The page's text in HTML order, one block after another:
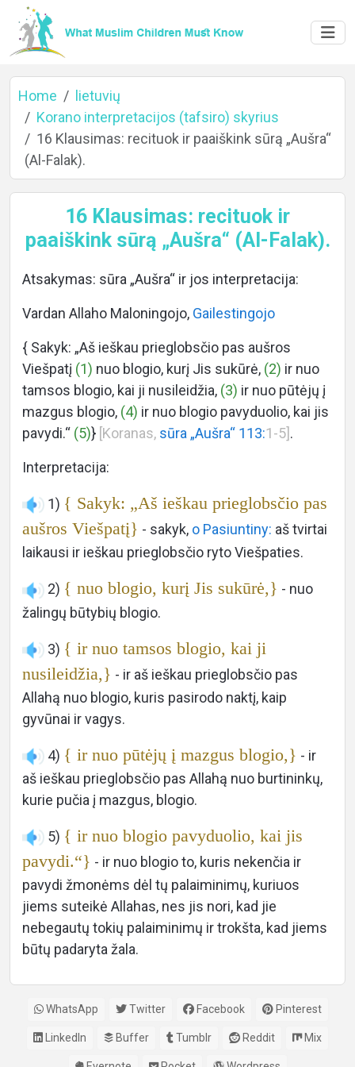
Home
Languages
Home
lietuvių
Korano interpretacijos (tafsiro) skyrius
16 Klausimas: recituok ir paaiškink sūrą „Aušra“
(Al-Falak).
16 Klausimas: recituok ir
paaiškink sūrą „Aušra“ (Al-Falak).
Atsakymas: sūra „Aušra“ ir jos interpretacija:
Vardan Allaho Maloningojo, Gailestingojo
{ Sakyk: „Aš ieškau prieglobsčio pas aušros
Viešpatį (1) nuo blogio, kurį Jis sukūrė, (2) ir nuo
tamsos blogio, kai ji nusileidžia, (3) ir nuo pūtėjų į
mazgus blogio, (4) ir nuo blogio pavyduolio, kai jis
pavydi.“ (5)} [Koranas, sūra „Aušra“ 113:1-5] .
Interpretacija:
1) { Sakyk: „Aš ieškau prieglobsčio pas
aušros Viešpatį} - sakyk, o Pasiuntiny: aš tvirtai
laikausi ir ieškau prieglobsčio ryto Viešpaties.
2) { nuo blogio, kurį Jis sukūrė,} - nuo
žalingų būtybių blogio.
3) { ir nuo tamsos blogio, kai ji
nusileidžia,} - ir aš ieškau prieglobsčio pas
Allahą nuo blogio, kuris pasirodo naktį, kaip
gyvūnai ir vagys.
4) { ir nuo pūtėjų į mazgus blogio,} - ir
aš ieškau prieglobsčio pas Allahą nuo burtininkų,
kurie pučia į mazgus, blogio.
5) { ir nuo blogio pavyduolio, kai jis
pavydi.“} - ir nuo blogio to, kuris nekenčia ir
pavydi žmonėms dėl tų palaiminimų, kuriuos
jiems suteikė Allahas, nes jis nori, kad jie
nebegautų tokių palaiminimų ir trokšta, kad jiems
būtų padaryta žala.
WhatsApp Twitter Facebook Pinterest
LinkedIn Buffer Tumblr Reddit Mix